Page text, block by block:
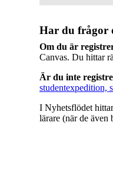
Har du frågor
Om du är
Canvas. Du hittar
Är du inte
studentexpedition,
I Nyhetsflödet
lärare (när de även